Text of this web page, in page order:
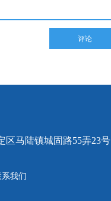
区马陆镇城固路55弄23号
系我们